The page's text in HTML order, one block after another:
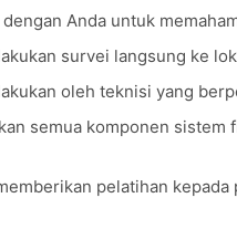
Anda untuk
survei langsung ke
oleh teknisi yang
semua komponen
pelatihan